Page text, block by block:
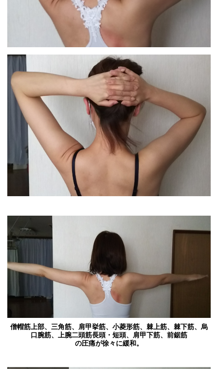
僧帽筋上部、三角筋、肩甲挙筋、小菱形筋、棘上筋、棘下筋、烏
口腕筋、上腕二頭筋長頭・短頭、肩甲下筋、前鋸筋
の圧痛が徐々に緩和。